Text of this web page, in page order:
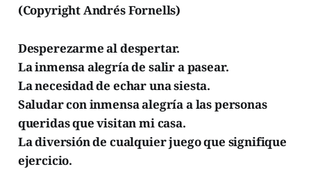
(Copyright Andrés Fornells)
Desperezarme al despertar.
La inmensa alegría de salir a pasear.
La necesidad de echar una siesta.
Saludar con inmensa alegría a las personas
queridas que visitan mi casa.
La diversión de cualquier juego que signifique
ejercicio.